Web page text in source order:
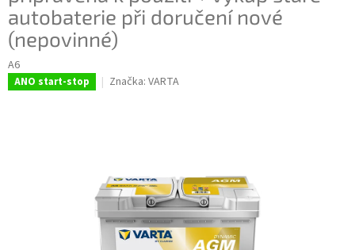
autobaterie při doručení nové
(nepovinné)
A6
ANO start-stop Značka: VARTA